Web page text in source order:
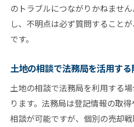
のトラブルにつながりかねませ
し、不明点は必ず質問すること
です。
土地の相談で法務局を活用す
土地の相談で法務局を利用する
ります。法務局は登記情報の取
相談が可能ですが、個別の売却